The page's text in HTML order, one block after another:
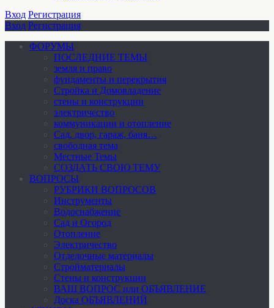
Вход Регистрация
Вход Регистрация
ФОРУМЫ
ПОСЛЕДНИЕ ТЕМЫ
земля и право
фундаменты и перекрытия
Стройка и Домовладение
стены и конструкции
электричество
коммуникации и отопление
Cад, двор, гараж, баня…
свободная тема
Местные Темы
СОЗДАТЬ СВОЮ ТЕМУ
ВОПРОСЫ
РУБРИКИ ВОПРОСОВ
Инструменты
Водоснабжение
Сад и Огород
Отопление
Электричество
Отделочные материалы
Стройматериалы
Стены и конструкции
ВАШ ВОПРОС или ОБЪЯВЛЕНИЕ
Доска ОБЪЯВЛЕНИЙ